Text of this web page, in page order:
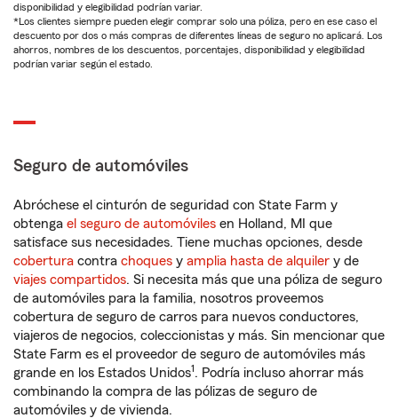
disponibilidad y elegibilidad podrían variar.
*Los clientes siempre pueden elegir comprar solo una póliza, pero en ese caso el
descuento por dos o más compras de diferentes líneas de seguro no aplicará. Los
ahorros, nombres de los descuentos, porcentajes, disponibilidad y elegibilidad
podrían variar según el estado.
Seguro de automóviles
Abróchese el cinturón de seguridad con State Farm y
obtenga el seguro de automóviles en Holland, MI que
satisface sus necesidades. Tiene muchas opciones, desde
cobertura contra choques y amplia hasta de alquiler y de
viajes compartidos. Si necesita más que una póliza de seguro
de automóviles para la familia, nosotros proveemos
cobertura de seguro de carros para nuevos conductores,
viajeros de negocios, coleccionistas y más. Sin mencionar que
State Farm es el proveedor de seguro de automóviles más
grande en los Estados Unidos1. Podría incluso ahorrar más
combinando la compra de las pólizas de seguro de
automóviles y de vivienda.